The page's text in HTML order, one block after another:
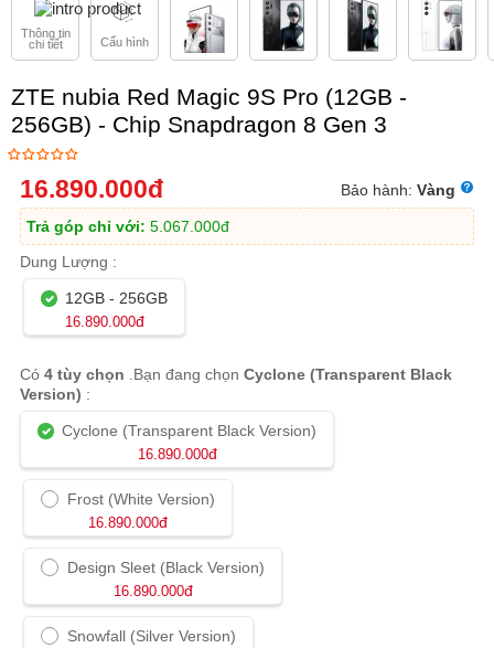
vây cá mập hợp kim
Thông tin
chi tiết
Cấu hình
ZTE nubia Red Magic 9S Pro (12GB -
256GB) - Chip Snapdragon 8 Gen 3
16.890.000đ Bảo hành: Vàng
Trả góp chỉ với: 5.067.000đ
Dung Lượng :
12GB - 256GB
16.890.000đ
Có4 tùy chọn .Bạn đang chọnCyclone (Transparent Black
Version) :
Cyclone (Transparent Black Version)
16.890.000đ
Frost (White Version)
16.890.000đ
Design Sleet (Black Version)
16.890.000đ
Snowfall (Silver Version)